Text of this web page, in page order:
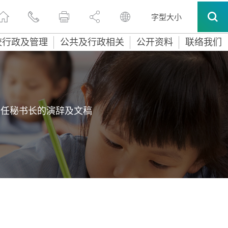
字型大小
政及管理 公共及行政相关 公开资料 联络我们
秘书长的演辞及文稿